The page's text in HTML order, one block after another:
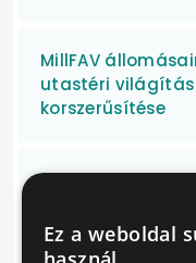
MillFAV
utastéri világítás
korszerűsítése
Combino
kapaszkodói
felújításának
Ez a weboldal